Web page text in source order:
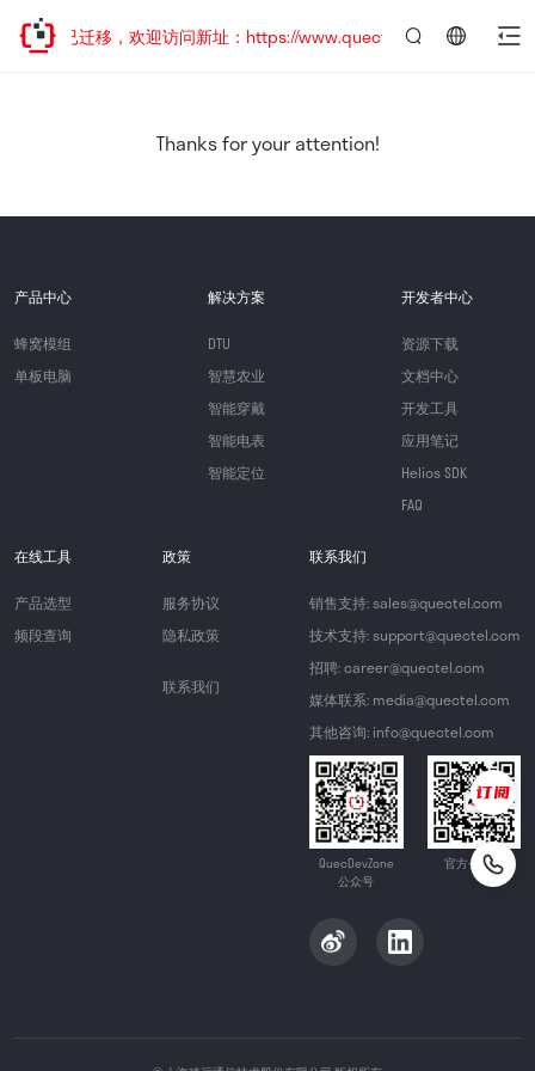
站地址已迁移，欢迎访问新址：https://www.quectel.com.cn
Thanks for your attention!
产品中心
蜂窝模组
单板电脑
解决方案
DTU
智慧农业
智能穿戴
智能电表
智能定位
开发者中心
资源下载
文档中心
开发工具
应用笔记
Helios SDK
FAQ
在线工具
产品选型
频段查询
政策
服务协议
隐私政策
联系我们
联系我们
销售支持: sales@quectel.com
技术支持: support@quectel.com
招聘: career@quectel.com
媒体联系: media@quectel.com
其他咨询: info@quectel.com
QuecDevZone
公众号
官方公众号